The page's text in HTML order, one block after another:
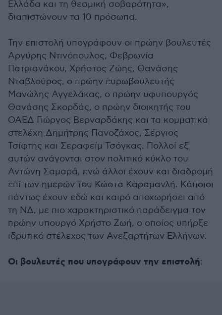
Ελλάδα και τη θεσμική σοβαρότητα»,
διαπιστώνουν τα 10 πρόσωπα.
Την επιστολή υπογράφουν οι πρώην βουλευτές
Αργύρης Ντινόπουλος, Φεβρωνία
Πατριανάκου, Χρήστος Ζώης, Θανάσης
Νταβλούρος, ο πρώην ευρωβουλευτής
Μανώλης Αγγελάκας, ο πρώην υφυπουργός
Θανάσης Σκορδάς, ο πρώην διοικητής του
ΟΑΕΔ Γιώργος Βερναρδάκης και τα κομματικά
στελέχη Δημήτρης Πανοζάχος, Σέργιος
Τσίφτης και Σεραφείμ Τσόγκας. Πολλοί εξ
αυτών ανάγονται στον πολιτικό κύκλο του
Αντώνη Σαμαρά, ενώ άλλοι έχουν και διαδρομή
επί των ημερών του Κώστα Καραμανλή. Κάποιοι
πάντως έχουν εδώ και καιρό αποχωρήσει από
τη ΝΔ, με πιο χαρακτηριστικό παράδειγμα τον
πρώην υπουργό Χρήστο Ζωή, ο οποίος υπήρξε
ιδρυτικό στέλεχος των Ανεξαρτήτων Ελλήνων.
Οι βουλευτές που υπογράφουν την επιστολή: